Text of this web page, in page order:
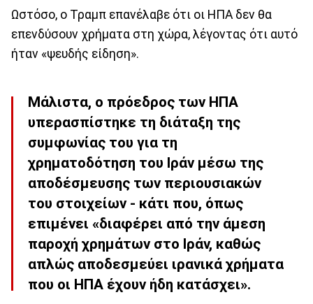
Ωστόσο, ο Τραμπ επανέλαβε ότι οι ΗΠΑ δεν θα
επενδύσουν χρήματα στη χώρα, λέγοντας ότι αυτό
ήταν «ψευδής είδηση».
Μάλιστα, ο πρόεδρος των ΗΠΑ
υπερασπίστηκε τη διάταξη της
συμφωνίας του για τη
χρηματοδότηση του Ιράν μέσω της
αποδέσμευσης των περιουσιακών
του στοιχείων - κάτι που, όπως
επιμένει «διαφέρει από την άμεση
παροχή χρημάτων στο Ιράν, καθώς
απλώς αποδεσμεύει ιρανικά χρήματα
που οι ΗΠΑ έχουν ήδη κατάσχει».